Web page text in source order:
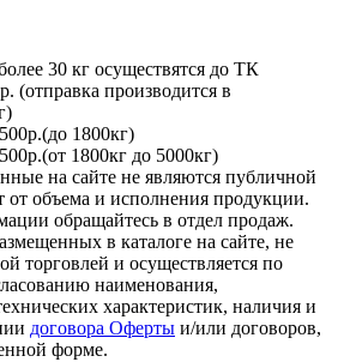
30 кг осуществятся до ТК
производится в
1800кг)
1800кг до 5000кг)
на сайте не являются публичной
от объема и исполнения продукции.
обращайтесь в отдел продаж.
в каталоге на сайте, не
торговлей и осуществляется по
наименования,
характеристик, наличия и
договора Оферты и/или договоров,
форме.